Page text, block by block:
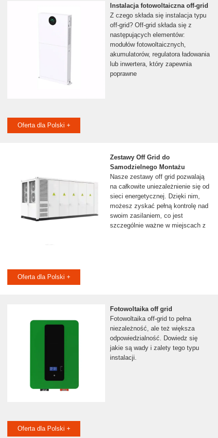
Instalacja fotowoltaiczna off-grid
Z czego składa się instalacja typu
off-grid? Off-grid składa się z
następujących elementów:
modułów fotowoltaicznych,
akumulatorów, regulatora ładowania
lub inwertera, który zapewnia
poprawne
Oferta dla Polski +
Zestawy Off Grid do
Samodzielnego Montażu
Nasze zestawy off grid pozwalają
na całkowite uniezależnienie się od
sieci energetycznej. Dzięki nim,
możesz zyskać pełną kontrolę nad
swoim zasilaniem, co jest
szczególnie ważne w miejscach z
Oferta dla Polski +
Fotowoltaika off grid
Fotowoltaika off-grid to pełna
niezależność, ale też większa
odpowiedzialność. Dowiedz się
jakie są wady i zalety tego typu
instalacji.
Oferta dla Polski +